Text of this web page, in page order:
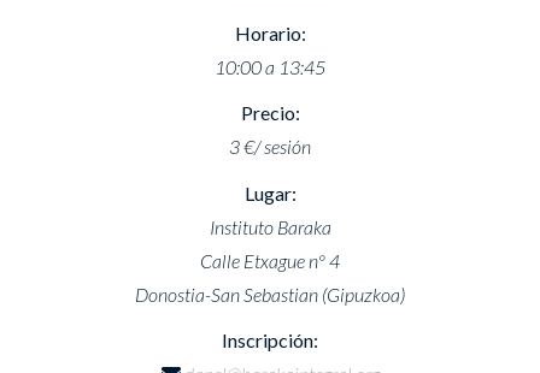
Horario:
10:00 a 13:45
Precio:
3 €/ sesión
Lugar:
Instituto Baraka
Calle Etxague nº 4
Donostia-San Sebastian (Gipuzkoa)
Inscripción: